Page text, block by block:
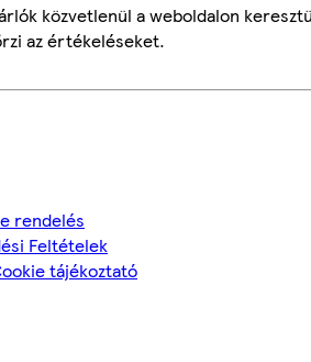
közvetlenül a weboldalon
az értékeléseket.
rendelés
Feltételek
tájékoztató